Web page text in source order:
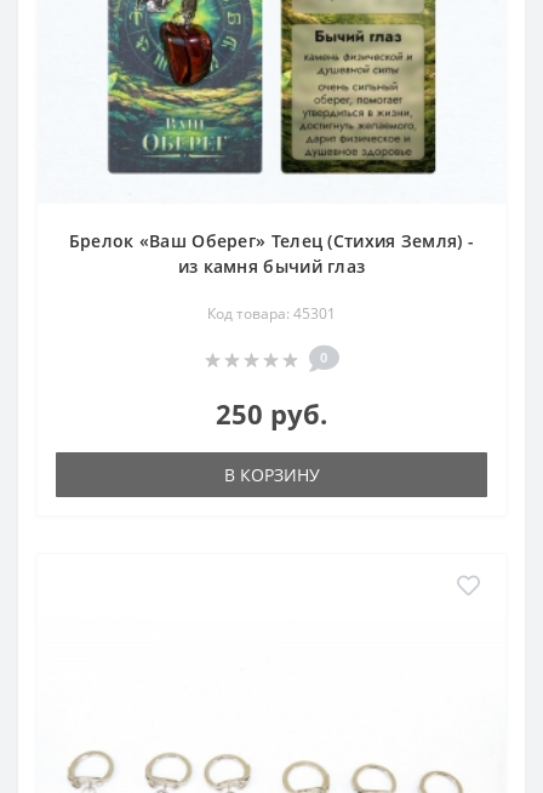
Брелок «Ваш Оберег» Телец (Стихия Земля) -
из камня бычий глаз
Код товара: 45301
0
250 руб.
В КОРЗИНУ